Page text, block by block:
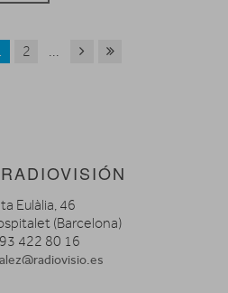
2 ...
Eulàlia, 46
(Barcelona)
422 80 16